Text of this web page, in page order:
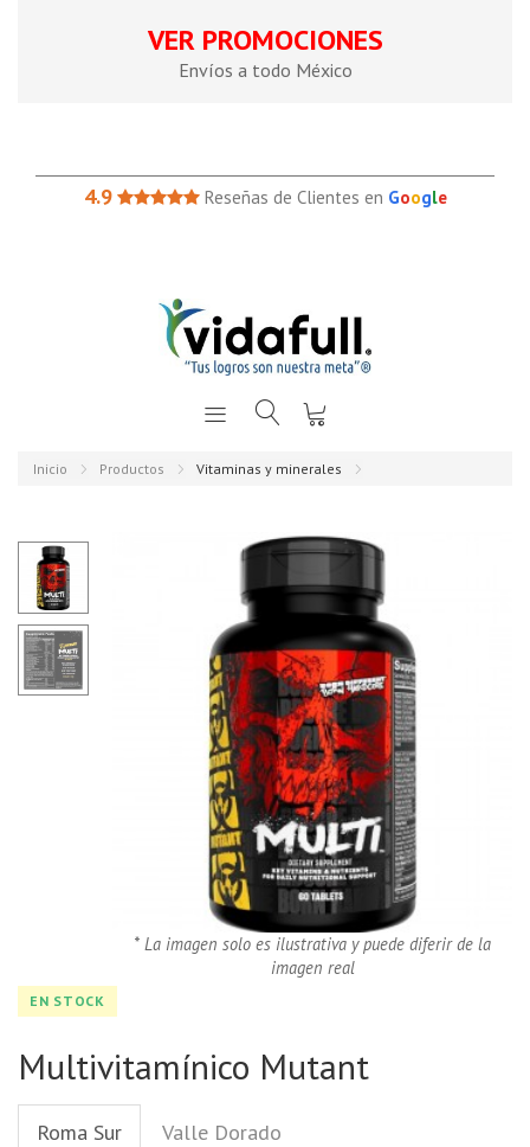
VER PROMOCIONES
Envíos a todo México
4.9 Reseñas de Clientes en Google
Inicio Productos Vitaminas y minerales
* La imagen solo es ilustrativa y puede diferir de la
imagen real
EN STOCK
Multivitamínico Mutant
Roma Sur Valle Dorado